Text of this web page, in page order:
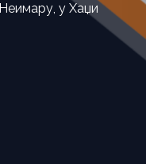
у Хаџи